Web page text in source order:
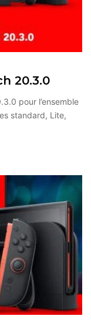
20.3.0
pour l’ensemble
standard, Lite,